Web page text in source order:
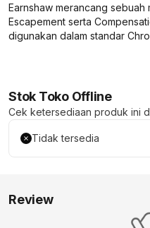
Earnshaw merancang
Escapement serta
digunakan dalam standar
Stok Toko Offline
Cek ketersediaan produk ini
Tidak tersedia
Review